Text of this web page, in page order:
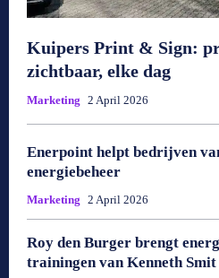
Kuipers Print & Sign:
zichtbaar, elke dag
Marketing 2 April 2026
Enerpoint helpt bedrijven
energiebeheer
Marketing 2 April 2026
Roy den Burger brengt
trainingen van Kenneth Smit